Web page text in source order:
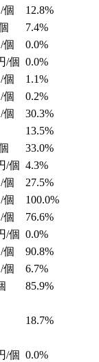
個
12.8%
7.4%
個
0.0%
/個 0.0%
個
1.1%
個
0.2%
個
30.3%
13.5%
33.0%
/個 4.3%
個
27.5%
個
100.0%
個
76.6%
/個 0.0%
個
90.8%
個
6.7%
85.9%
18.7%
/個 0.0%